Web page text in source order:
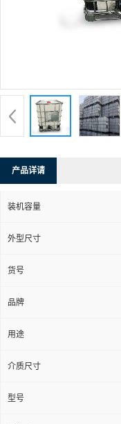
产品详请
装机容量
外型尺寸
货号
品牌
用途
介质尺寸
型号